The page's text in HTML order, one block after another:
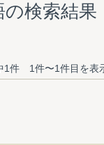
検索結果
1件 1件〜1件目を表